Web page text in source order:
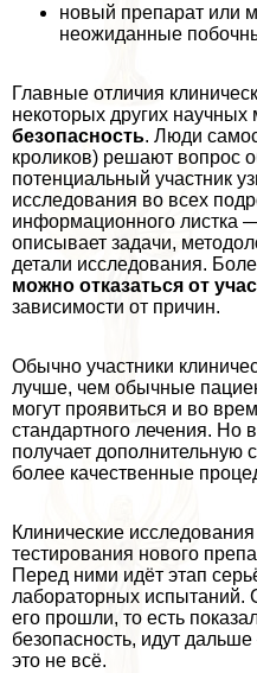
новый препарат или
неожиданные
Главные отличия
некоторых других научных
безопасность. Люди
кроликов) решают вопрос
потенциальный участник
исследования во всех
информационного листка
описывает задачи,
детали исследования.
можно отказаться от
зависимости от причин.
Обычно участники
лучше, чем обычные
могут проявиться и во
стандартного лечения. Но
получает дополнительную
более качественные
Клинические
тестирования нового
Перед ними идёт этап
лабораторных испытаний.
его прошли, то есть
безопасность, идут
это не всё.